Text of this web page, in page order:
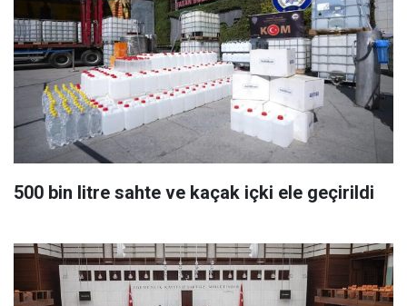
500 bin litre sahte ve kaçak içki ele geçirildi